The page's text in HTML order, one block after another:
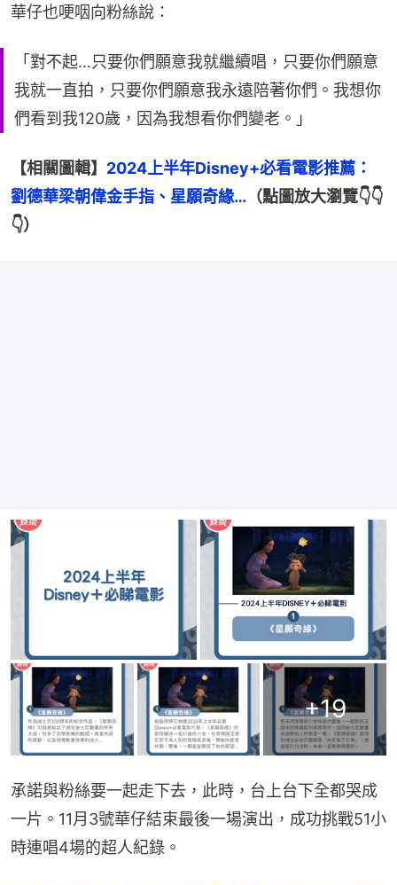
華仔也哽咽向粉絲說：
「對不起…只要你們願意我就繼續唱，只要你們願意
我就一直拍，只要你們願意我永遠陪著你們。我想你
們看到我120歲，因為我想看你們變老。」
【相關圖輯】 2024上半年Disney+必看電影推薦：
劉德華梁朝偉金手指、星願奇緣… （點圖放大瀏覽👇👇
👇）
+19
承諾與粉絲要一起走下去，此時，台上台下全都哭成
一片。11月3號華仔結束最後一場演出，成功挑戰51小
時連唱4場的超人紀錄。